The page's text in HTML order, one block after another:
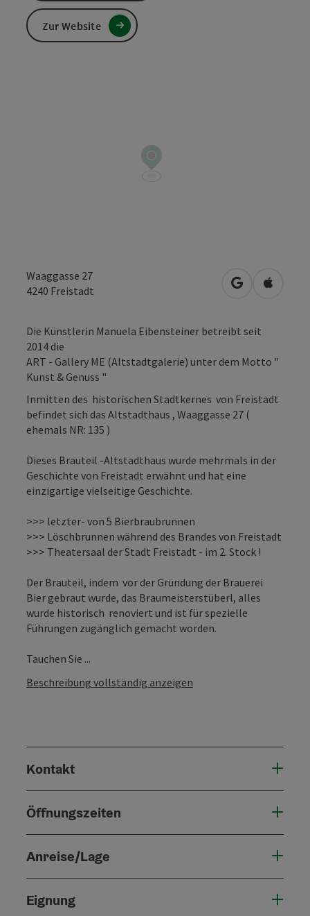
Waaggasse 27
4240 Freistadt in Google
in
Die Künstlerin Manuela Eibensteiner betreibt seit
2014 die
ART - Gallery ME (Altstadtgalerie) unter dem Motto "
Kunst & Genuss "
Inmitten des historischen Stadtkernes von Freistadt
befindet sich das Altstadthaus , Waaggasse 27 (
ehemals NR: 135 )
Dieses Brauteil -Altstadthaus wurde mehrmals in der
Geschichte von Freistadt erwähnt und hat eine
einzigartige vielseitige Geschichte.
>>> letzter- von 5 Bierbraubrunnen
>>> Löschbrunnen während des Brandes von Freistadt
>>> Theatersaal der Stadt Freistadt - im 2. Stock !
Der Brauteil, indem vor der Gründung der Brauerei
Bier gebraut wurde, das Braumeisterstüberl, alles
wurde historisch renoviert und ist für spezielle
Führungen zugänglich gemacht worden.
Tauchen Sie ...
Beschreibung vollständig anzeigen
Kontakt
Öffnungszeiten
Anreise/Lage
Eignung
Zur Website